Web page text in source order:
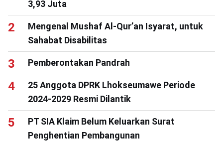
3,93 Juta
Mengenal Mushaf Al-Qur’an Isyarat, untuk
Sahabat Disabilitas
Pemberontakan Pandrah
25 Anggota DPRK Lhokseumawe Periode
2024-2029 Resmi Dilantik
PT SIA Klaim Belum Keluarkan Surat
Penghentian Pembangunan